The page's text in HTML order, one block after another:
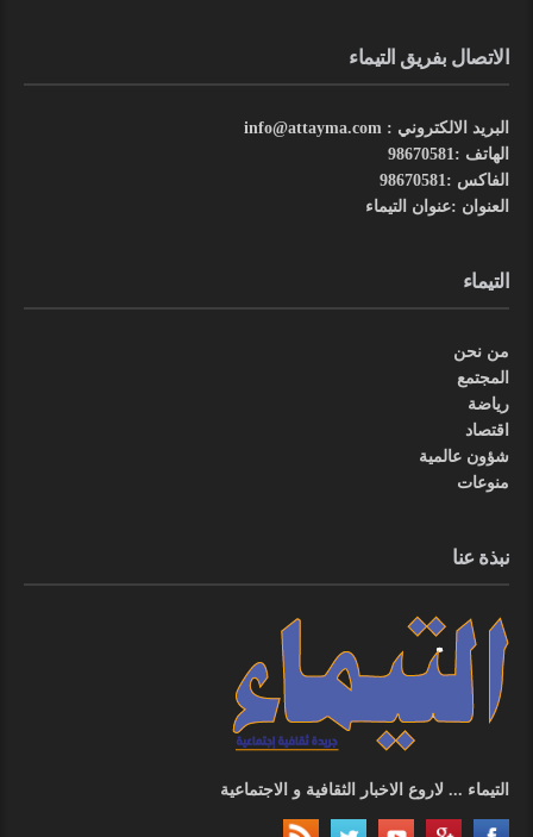
الاتصال بفريق التيماء
البريد الالكتروني : info@attayma.com
الهاتف :98670581
الفاكس :98670581
العنوان :عنوان التيماء
التيماء
من نحن
المجتمع
رياضة
اقتصاد
شؤون عالمية
منوعات
نبذة عنا
التيماء ... لاروع الاخبار الثقافية و الاجتماعية